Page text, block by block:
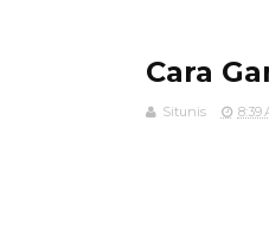
Cara
Situnis 8:39